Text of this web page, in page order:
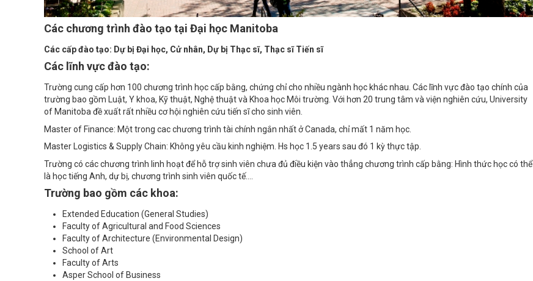
Các chương trình đào tạo tại Đại học Manitoba
Các cấp đào tạo: Dự bị Đại học, Cử nhân, Dự bị Thạc sĩ, Thạc sĩ Tiến sĩ
Các lĩnh vực đào tạo:
Trường cung cấp hơn 100 chương trình học cấp bằng, chứng chỉ cho nhiều ngành học khác nhau. Các lĩnh vực đào tạo chính của
trường bao gồm Luật, Y khoa, Kỹ thuật, Nghệ thuật và Khoa học Môi trường. Với hơn 20 trung tâm và viện nghiên cứu, University
of Manitoba đề xuất rất nhiều cơ hội nghiên cứu tiến sĩ cho sinh viên.
Master of Finance: Một trong cac chương trình tài chính ngắn nhất ở Canada, chỉ mất 1 năm học.
Master Logistics & Supply Chain: Không yêu cầu kinh nghiệm. Hs học 1.5 years sau đó 1 kỳ thực tập.
Trường có các chương trình linh hoạt để hỗ trợ sinh viên chưa đủ điều kiện vào thẳng chương trình cấp bằng: Hình thức học có thể
là học tiếng Anh, dự bị, chương trình sinh viên quốc tế....
Trường bao gồm các khoa:
Extended Education (General Studies)
Faculty of Agricultural and Food Sciences
Faculty of Architecture (Environmental Design)
School of Art
Faculty of Arts
Asper School of Business